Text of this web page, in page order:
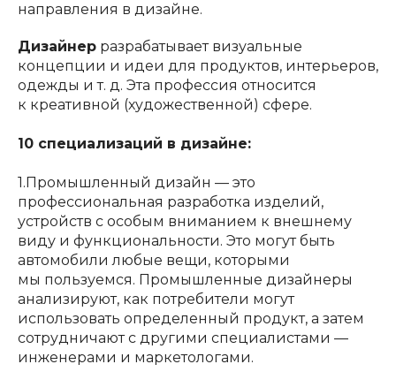
направления в дизайне.
Дизайнер разрабатывает визуальные
концепции и идеи для продуктов, интерьеров,
одежды и т. д. Эта профессия относится
к креативной (художественной) сфере.
10 специализаций в дизайне:
1.Промышленный дизайн — это
профессиональная разработка изделий,
устройств с особым вниманием к внешнему
виду и функциональности. Это могут быть
автомобили любые вещи, которыми
мы пользуемся. Промышленные дизайнеры
анализируют, как потребители могут
использовать определенный продукт, а затем
сотрудничают с другими специалистами —
инженерами и маркетологами.